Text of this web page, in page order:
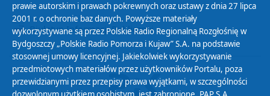
Biuletyn Informacji Publicznej
prawie autorskim i prawach pokrewnych oraz ustawy z dnia 27 lipca
2001 r. o ochronie baz danych. Powyższe materiały
wykorzystywane są przez Polskie Radio Regionalną Rozgłośnię w
Bydgoszczy „Polskie Radio Pomorza i Kujaw” S.A. na podstawie
stosownej umowy licencyjnej. Jakiekolwiek wykorzystywanie
przedmiotowych materiałów przez użytkowników Portalu, poza
przewidzianymi przez przepisy prawa wyjątkami, w szczególności